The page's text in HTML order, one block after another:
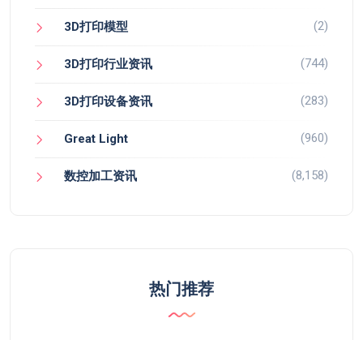
3D打印模型 (2)
3D打印行业资讯 (744)
3D打印设备资讯 (283)
Great Light (960)
数控加工资讯 (8,158)
热门推荐